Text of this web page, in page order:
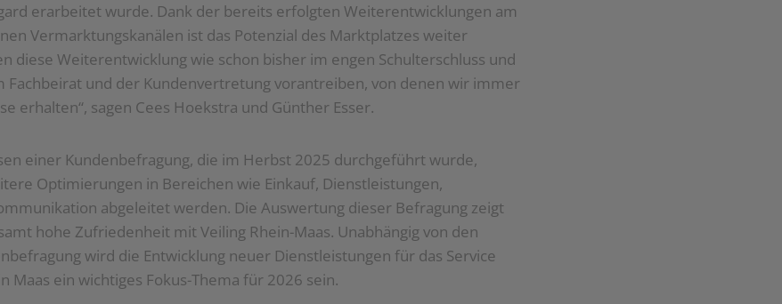
erarbeitet wurde. Dank der bereits erfolgten Weiterentwicklungen am
Vermarktungskanälen ist das Potenzial des Marktplatzes weiter
diese Weiterentwicklung wie schon bisher im engen Schulterschluss und
Fachbeirat und der Kundenvertretung vorantreiben, von denen wir immer
erhalten“, sagen Cees Hoekstra und Günther Esser.
einer Kundenbefragung, die im Herbst 2025 durchgeführt wurde,
Optimierungen in Bereichen wie Einkauf, Dienstleistungen,
abgeleitet werden. Die Auswertung dieser Befragung zeigt
hohe Zufriedenheit mit Veiling Rhein-Maas. Unabhängig von den
wird die Entwicklung neuer Dienstleistungen für das Service
Maas ein wichtiges Fokus-Thema für 2026 sein.